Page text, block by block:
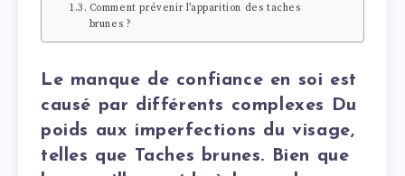
Comment prévenir l’apparition des taches
brunes ?
Le manque de confiance en soi est
causé par différents complexes Du
poids aux imperfections du visage,
telles que Taches brunes. Bien que